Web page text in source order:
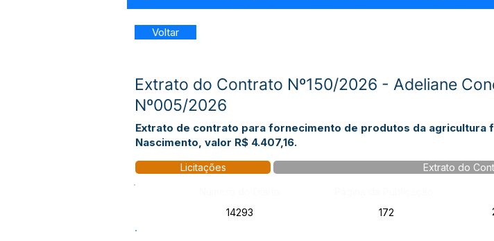
Voltar
Extrato do Contrato Nº150/2026 - Adeliane
Nº005/2026
Extrato de contrato para fornecimento de produtos da agricultura
Nascimento, valor R$ 4.407,16.
Licitações Extrato do
14293
172